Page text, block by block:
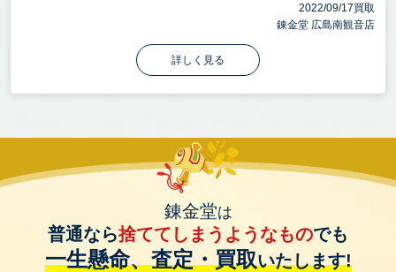
2022/09/17買取
錬金堂 広島南観音店
詳しく見る
錬金堂は
普通なら捨ててしまうようなものでも
一生懸命、査定・買取いたします!